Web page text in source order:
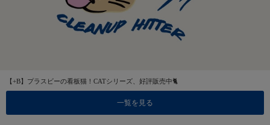
【+B】プラスビーの看板猫！CATシリーズ、好評販売中🐈
一覧を見る